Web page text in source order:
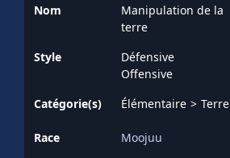
Nom
Manipulation de la
terre
Style
Défensive
Offensive
Catégorie(s)
Élémentaire Terre
Race
Moojuu